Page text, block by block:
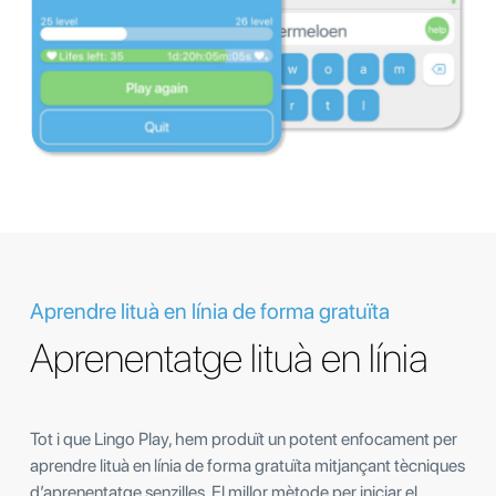
Aprendre lituà en línia de forma gratuïta
Aprenentatge lituà en línia
Tot i que Lingo Play, hem produït un potent enfocament per
aprendre lituà en línia de forma gratuïta mitjançant tècniques
d’aprenentatge senzilles. El millor mètode per iniciar el